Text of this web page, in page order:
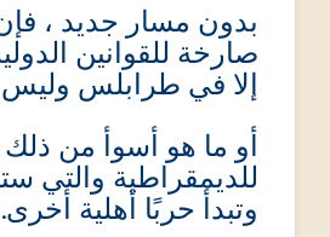
بدون مسار جديد ، فإن
صارخة للقوانين
إلا في طرابلس
أو ما هو أسوأ من
للديمقراطية والتي
وتبدأ حربًا أهلية أخرى.